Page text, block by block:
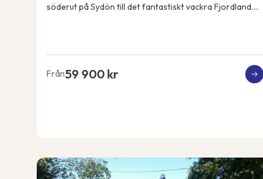
söderut på Sydön till det fantastiskt vackra Fjordland.
Från59 900 kr